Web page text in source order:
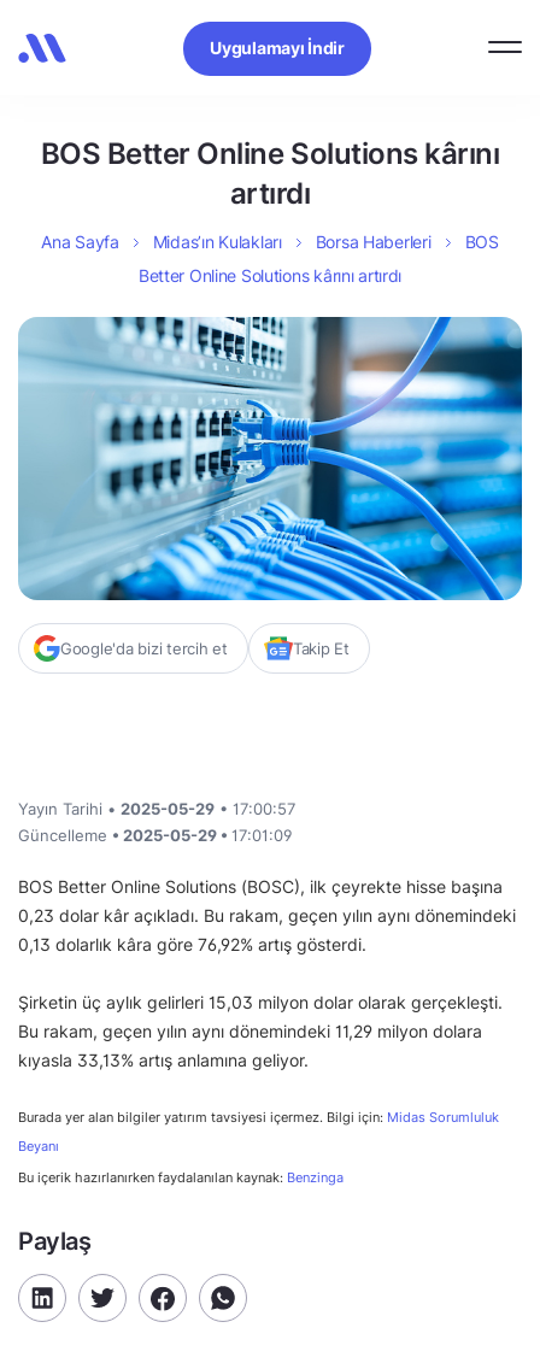
Uygulamayı İndir
BOS Better Online Solutions kârını
artırdı
Ana Sayfa Midas’ın Kulakları Borsa Haberleri
BOS
Better Online Solutions kârını artırdı
Google'da bizi tercih et Takip Et
Yayın Tarihi • 2025-05-29 • 17:00:57
Güncelleme • 2025-05-29 • 17:01:09
BOS Better Online Solutions (BOSC), ilk çeyrekte hisse başına
0,23 dolar kâr açıkladı. Bu rakam, geçen yılın aynı dönemindeki
0,13 dolarlık kâra göre 76,92% artış gösterdi.
Şirketin üç aylık gelirleri 15,03 milyon dolar olarak gerçekleşti.
Bu rakam, geçen yılın aynı dönemindeki 11,29 milyon dolara
kıyasla 33,13% artış anlamına geliyor.
Burada yer alan bilgiler yatırım tavsiyesi içermez. Bilgi için: Midas Sorumluluk
Beyanı
Bu içerik hazırlanırken faydalanılan kaynak: Benzinga
Paylaş